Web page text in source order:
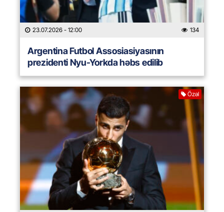
23.07.2026 - 12:00 134
Argentina Futbol Assosiasiyasının
prezidenti Nyu-Yorkda həbs edilib
Özəl